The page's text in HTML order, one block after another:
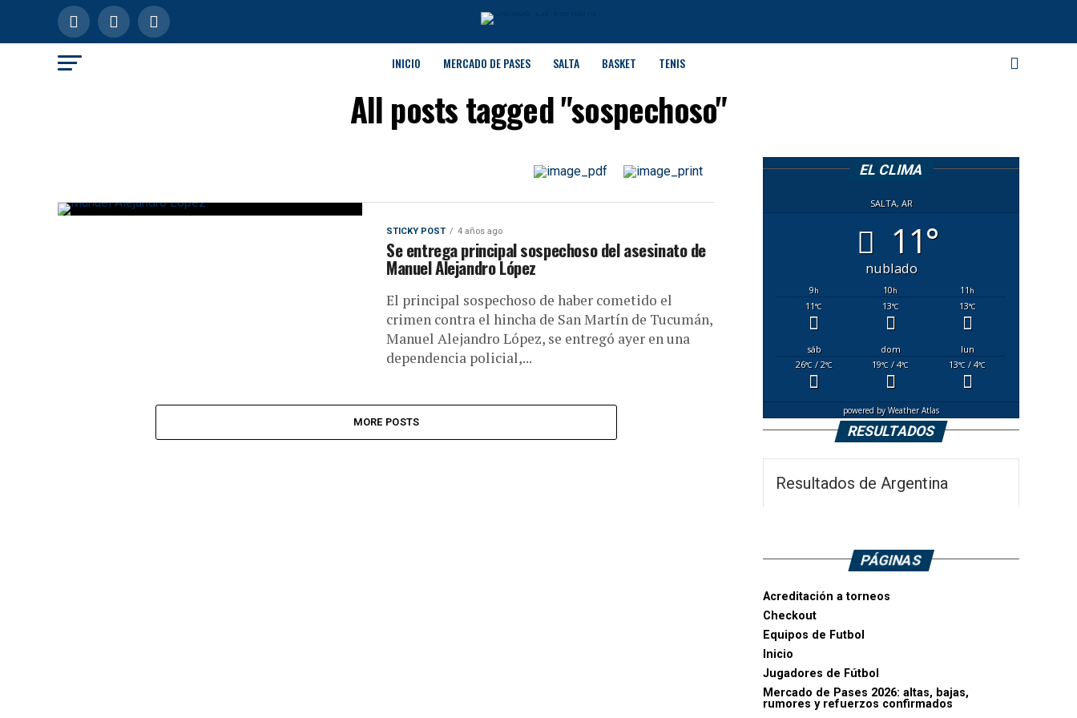
INICIO MERCADO DE PASES SALTA BASKET TENIS
All posts tagged "sospechoso"
STICKY POST 4 años ago
Se entrega principal sospechoso del asesinato de
Manuel Alejandro López
El principal sospechoso de haber cometido el
crimen contra el hincha de San Martín de Tucumán,
Manuel Alejandro López, se entregó ayer en una
dependencia policial,...
MORE POSTS
EL CLIMA
SALTA, AR
11°
nublado
9h 10h 11h
11°C 13°C 13°C
sáb dom
lun
26°C/ 2°C 19°C / 4°C 13°C / 4°C
powered byWeather Atlas
RESULTADOS
Resultados de Argentina
PÁGINAS
Acreditación a torneos
Checkout
Equipos de Futbol
Inicio
Jugadores de Fútbol
Mercado de Pases 2026: altas, bajas,
rumores y refuerzos confirmados